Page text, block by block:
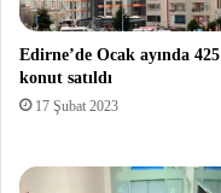
Edirne’de Ocak ayında 425
konut satıldı
17 Şubat 2023